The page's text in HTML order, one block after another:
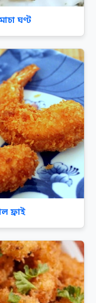
ঘণ্ট
ফ্রাই